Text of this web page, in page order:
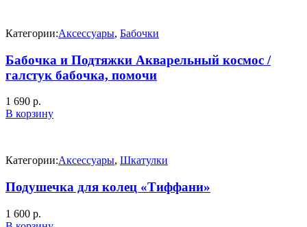
Категории:Аксессуары, Бабочки
Бабочка и Подтяжки Акварельный космос /
галстук бабочка, помочи
1 690 р.
В корзину
Категории:Аксессуары, Шкатулки
Подушечка для колец «Тиффани»
1 600 р.